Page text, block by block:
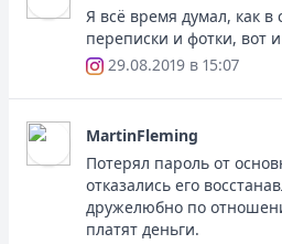
Я всё время думал, как в
переписки и фотки, вот и
29.08.2019 в 15:07
MartinFleming
Потерял пароль от
отказались его
дружелюбно по
платят деньги.